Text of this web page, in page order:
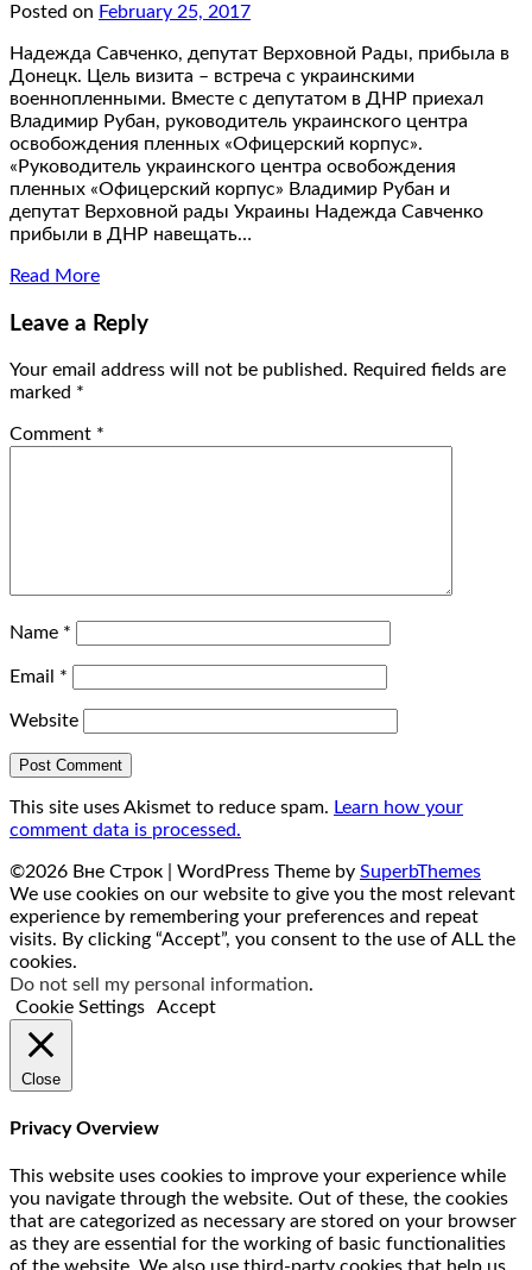
Posted on February 25, 2017
Надежда Савченко, депутат Верховной Рады, прибыла в
Донецк. Цель визита – встреча с украинскими
военнопленными. Вместе с депутатом в ДНР приехал
Владимир Рубан, руководитель украинского центра
освобождения пленных «Офицерский корпус».
«Руководитель украинского центра освобождения
пленных «Офицерский корпус» Владимир Рубан и
депутат Верховной рады Украины Надежда Савченко
прибыли в ДНР навещать…
Read More
Leave a Reply
Your email address will not be published. Required fields are
marked *
Comment *
Name *
Email *
Website
This site uses Akismet to reduce spam. Learn how your
comment data is processed.
©2026 Вне Строк | WordPress Theme by SuperbThemes
We use cookies on our website to give you the most relevant
experience by remembering your preferences and repeat
visits. By clicking “Accept”, you consent to the use of ALL the
cookies.
Do not sell my personal information.
Cookie Settings
Accept
Close
Privacy Overview
This website uses cookies to improve your experience while
you navigate through the website. Out of these, the cookies
that are categorized as necessary are stored on your browser
as they are essential for the working of basic functionalities